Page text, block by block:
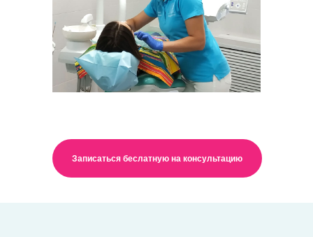
Записаться беслатную на консультацию